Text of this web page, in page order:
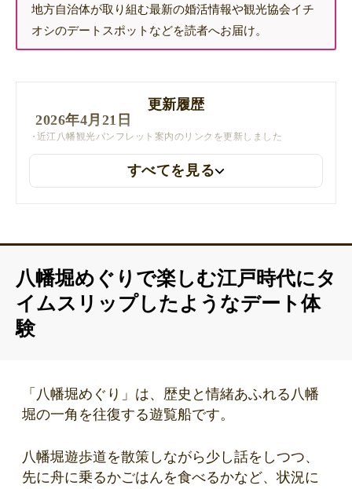
地方自治体が取り組む最新の婚活情報や観光協会イチ
オシのデートスポットなどを読者へお届け。
更新履歴
2026年4月21日
近江八幡観光パンフレット案内のリンクを更新しました
2025年12月15日すべてを見る
八幡堀めぐりで楽しむ江戸時代にタ
イムスリップしたようなデート体
験
「八幡堀めぐり」は、歴史と情緒あふれる八幡
堀の一角を往復する遊覧船です。
八幡堀遊歩道を散策しながら少し話をしつつ、
先に舟に乗るかごはんを食べるかなど、状況に